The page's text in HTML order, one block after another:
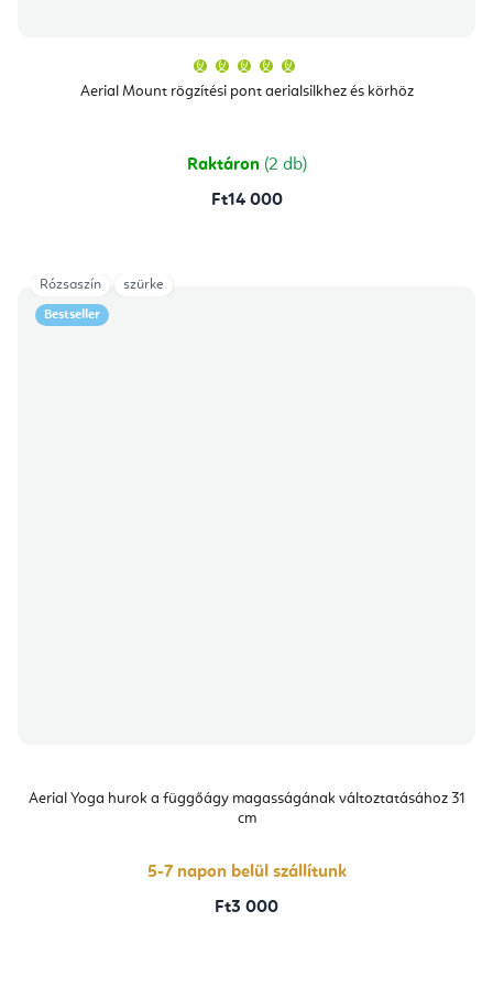
Aerial Mount rögzítési pont aerialsilkhez és körhöz
átlagos
értékelése
csillag.
Raktáron (2 db)
Ft14 000
Bestseller
Aerial Yoga hurok a függőágy magasságának változtatásához 31
cm
5-7 napon belül szállítunk
Ft3 000
Rózsaszín szürke